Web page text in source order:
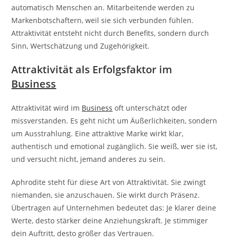
automatisch Menschen an. Mitarbeitende werden zu
Markenbotschaftern, weil sie sich verbunden fühlen.
Attraktivität entsteht nicht durch Benefits, sondern durch
Sinn, Wertschätzung und Zugehörigkeit.
Attraktivität als Erfolgsfaktor im
Business
Attraktivität wird im Business oft unterschätzt oder
missverstanden. Es geht nicht um Äußerlichkeiten, sondern
um Ausstrahlung. Eine attraktive Marke wirkt klar,
authentisch und emotional zugänglich. Sie weiß, wer sie ist,
und versucht nicht, jemand anderes zu sein.
Aphrodite steht für diese Art von Attraktivität. Sie zwingt
niemanden, sie anzuschauen. Sie wirkt durch Präsenz.
Übertragen auf Unternehmen bedeutet das: Je klarer deine
Werte, desto stärker deine Anziehungskraft. Je stimmiger
dein Auftritt, desto größer das Vertrauen.